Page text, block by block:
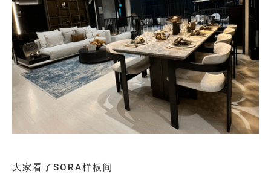
大家看了SORA样板间